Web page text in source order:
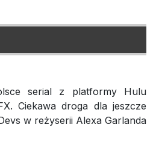
serial z platformy Hulu
Ciekawa droga dla jeszcze
w reżyserii Alexa Garlanda